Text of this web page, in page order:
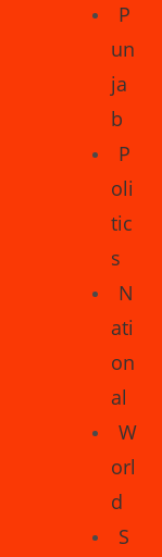
P
un
ja
b
P
oli
tic
s
N
ati
on
al
W
orl
d
S